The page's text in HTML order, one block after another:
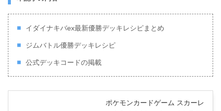
イダイナキバex最新優勝デッキレシピまとめ
ジムバトル優勝デッキレシピ
公式デッキコードの掲載
ポケモンカードゲーム スカーレ